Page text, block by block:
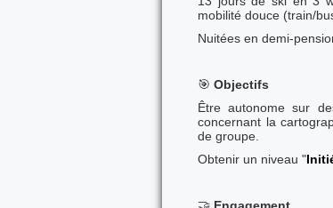
mobilité douce (train/
Nuitées en demi-
🎯 Objectifs
Être autonome sur
concernant la
de groupe.
Obtenir un niveau "